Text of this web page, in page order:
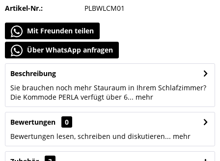
Artikel-Nr.: PLBWLCM01
Mit Freunden teilen
Über WhatsApp anfragen
Beschreibung
Sie brauchen noch mehr Stauraum in Ihrem Schlafzimmer?
Die Kommode PERLA verfügt über 6... mehr
Bewertungen
0
Bewertungen lesen, schreiben und diskutieren... mehr